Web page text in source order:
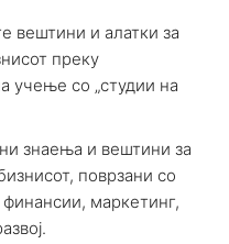
вештини и алатки за
преку
учење со „студии на
знаења и вештини за
поврзани со
финансии, маркетинг,